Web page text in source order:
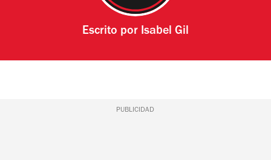
Escrito por Isabel Gil
PUBLICIDAD